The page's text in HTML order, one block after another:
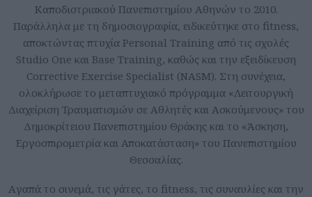
Καποδιστριακού Πανεπιστημίου Αθηνών το 2010.
Παράλληλα με τη δημοσιογραφία, ειδικεύτηκε στο fitness,
αποκτώντας πτυχία Personal Training από τις σχολές
Studio One και Base Training, καθώς και την εξειδίκευση
Corrective Exercise Specialist (NASM). Στη συνέχεια,
ολοκλήρωσε το μεταπτυχιακό πρόγραμμα «Λειτουργική
Διαχείριση Τραυματισμών σε Αθλητές και Ασκούμενους» του
Δημοκρίτειου Πανεπιστημίου Θράκης και το «Άσκηση,
Εργοσπιρομετρία και Αποκατάσταση» του Πανεπιστημίου
Θεσσαλίας.
Aγαπά το σινεμά, τις γάτες, το fitness, τις συναυλίες και την